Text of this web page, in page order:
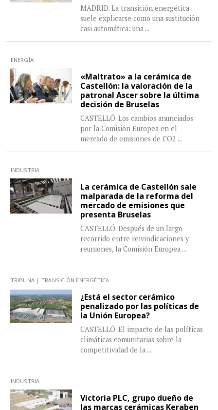
MADRID. La transición energética
suele explicarse como una sustitución
casi automática: una ...
ENERGÍA
«Maltrato» a la cerámica de
Castellón: la valoración de la
patronal Ascer sobre la última
decisión de Bruselas
CASTELLÓ. Los cambios anunciados
por la Comisión Europea en el
mercado de emisiones de CO2 ...
INDUSTRIA
La cerámica de Castellón sale
malparada de la reforma del
mercado de emisiones que
presenta Bruselas
CASTELLÓ. Después de un largo
recorrido entre reivindicaciones y
reuniones, la Comisión Europea ...
TRIBUNA | TRANSICIÓN ENERGÉTICA
¿Está el sector cerámico
penalizado por las políticas de
la Unión Europea?
CASTELLÓ. El impacto de las políticas
climáticas comunitarias sobre la
competitividad de la ...
INDUSTRIA
Victoria PLC, grupo dueño de
las marcas cerámicas Keraben